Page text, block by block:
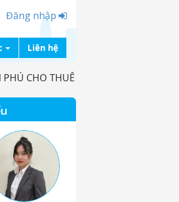
Đăng nhập
Liên hệ
PHÚ CHO THUÊ